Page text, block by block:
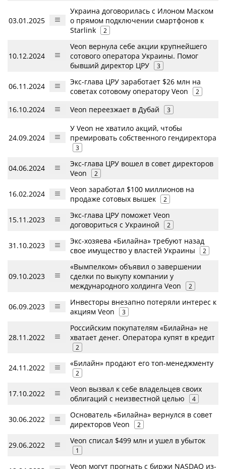
03.01.2025
Украина договорилась с Илоном Маском
о прямом подключении смартфонов к
Starlink
2
10.12.2024
Veon вернула себе акции крупнейшего
сотового оператора Украины. Помог
бывший директор ЦРУ
3
06.11.2024
Экс-глава ЦРУ заработает $26 млн на
советах сотовому оператору Veon
2
16.10.2024 Veon переезжает в Дубай 3
24.09.2024
У Veon не хватило акций, чтобы
премировать собственного гендиректора
3
04.06.2024
Экс-глава ЦРУ вошел в совет директоров
Veon
2
16.02.2024
Veon заработал $100 миллионов на
продаже сотовых вышек
2
15.11.2023
Экс-глава ЦРУ поможет Veon
договориться с Украиной
2
31.10.2023
Экс-хозяева «Билайна» требуют назад
свое имущество у властей Украины
2
09.10.2023
«Вымпелком» объявил о завершении
сделки по выкупу компании у
международного холдинга Veon
2
06.09.2023
Инвесторы внезапно потеряли интерес к
акциям Veon
3
28.11.2022
Российским покупателям «Билайна» не
хватает денег. Оператора купят в кредит
2
24.11.2022 «Билайн» продают его топ-менеджменту
2
17.10.2022
Veon вызвал к себе владельцев своих
облигаций с неизвестной целью
4
30.06.2022
Основатель «Билайна» вернулся в совет
директоров Veon
2
29.06.2022 Veon списал $499 млн и ушел в убыток
1
Veon могут прогнать с биржи NASDAQ из-